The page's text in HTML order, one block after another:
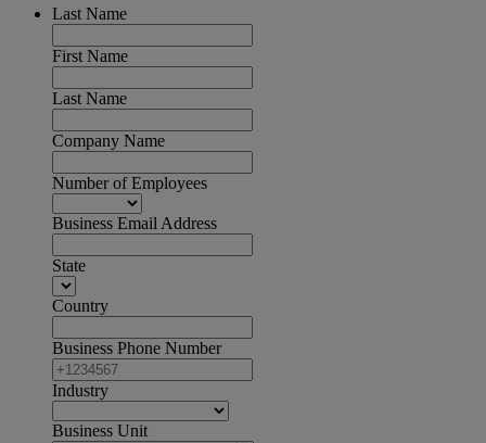
Last Name
First Name
Last Name
Company Name
Number of Employees
Business Email Address
State
Country
Business Phone Number
Industry
Business Unit